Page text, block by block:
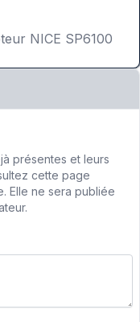
NICE SP6100
présentes et leurs
cette page
Elle ne sera publiée